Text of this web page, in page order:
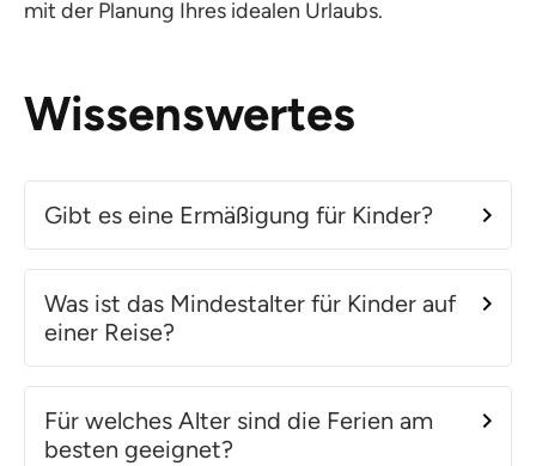
mit der Planung Ihres idealen Urlaubs.
Wissenswertes
Gibt es eine Ermäßigung für Kinder?
Was ist das Mindestalter für Kinder auf
einer Reise?
Für welches Alter sind die Ferien am
besten geeignet?